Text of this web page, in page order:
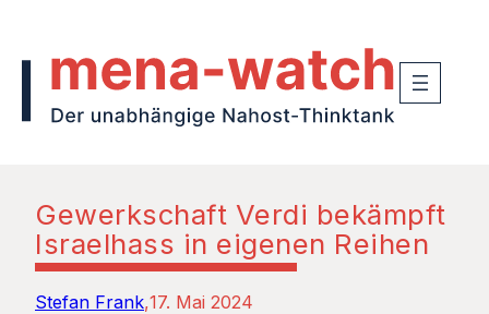
Gewerkschaft Verdi bekämpft
Israelhass in eigenen Reihen
Stefan Frank 17. Mai 2024